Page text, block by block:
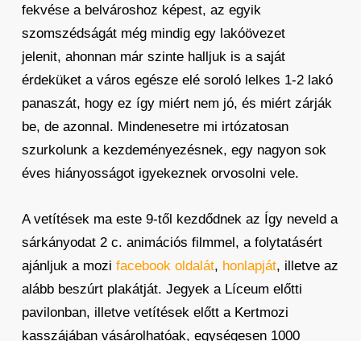
fekvése a belvároshoz képest, az egyik
szomszédságát még mindig egy lakóövezet
jelenit, ahonnan már szinte halljuk is a saját
érdeküket a város egésze elé soroló lelkes 1-2 lakó
panaszát, hogy ez így miért nem jó, és miért zárják
be, de azonnal. Mindenesetre mi irtózatosan
szurkolunk a kezdeményezésnek, egy nagyon sok
éves hiányosságot igyekeznek orvosolni vele.
A vetítések ma este 9-től kezdődnek az Így neveld a
sárkányodat 2 c. animációs filmmel, a folytatásért
ajánljuk a mozi facebook oldalát, honlapját, illetve az
alább beszúrt plakátját. Jegyek a Líceum előtti
pavilonban, illetve vetítések előtt a Kertmozi
kasszájában vásárolhatóak, egységesen 1000